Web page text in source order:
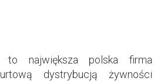
to największa polska firma
dystrybucją żywności